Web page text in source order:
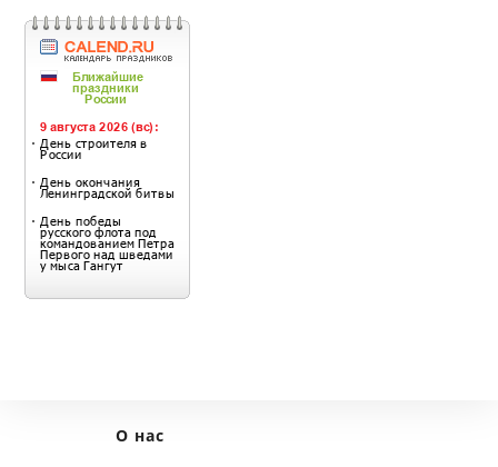
О нас